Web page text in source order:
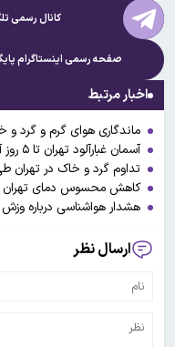
کانال رسمی
صفحه رسمی اینستاگرام
اخبار مرتبط
ماندگاری هوای گرم و گرد و
آسمان غبارآلود تهران تا ۵ روز آینده
تداوم گرد و خاک در تهران
کاهش محسوس دمای تهران
هشدار هواشناسی درباره وزش
ارسال نظر